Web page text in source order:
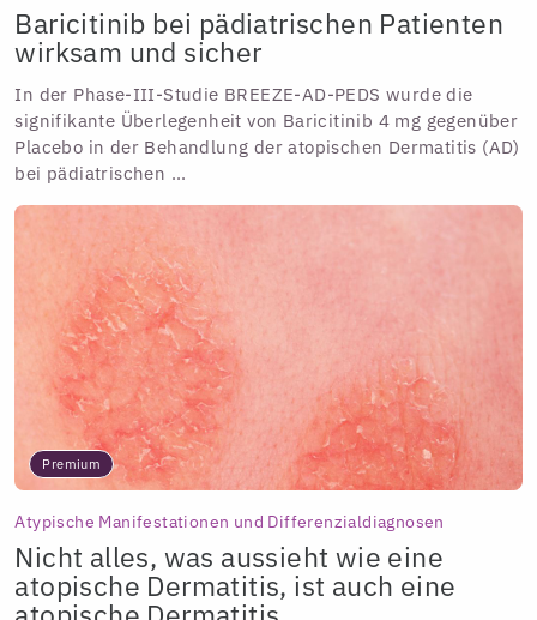
Baricitinib bei pädiatrischen Patienten
wirksam und sicher
In der Phase-III-Studie BREEZE-AD-PEDS wurde die
signifikante Überlegenheit von Baricitinib 4 mg gegenüber
Placebo in der Behandlung der atopischen Dermatitis (AD)
bei pädiatrischen ...
Premium
Atypische Manifestationen und Differenzialdiagnosen
Nicht alles, was aussieht wie eine
atopische Dermatitis, ist auch eine